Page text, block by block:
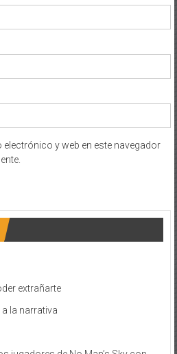
y web en este navegador
extrañarte
a la narrativa